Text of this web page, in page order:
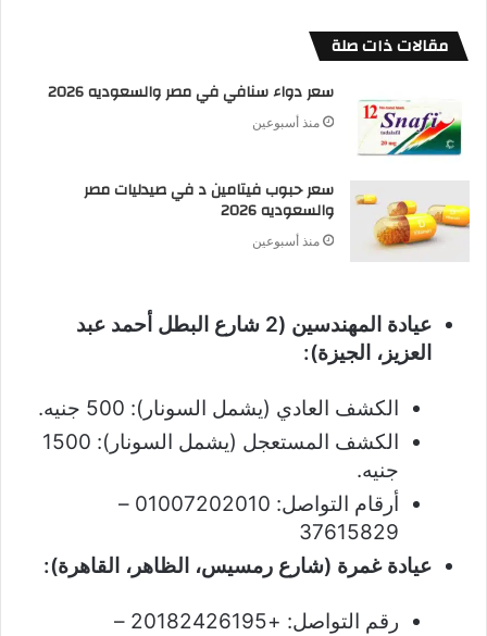
مقالات ذات صلة
سعر دواء سنافي في مصر والسعوديه 2026
منذ أسبوعين
سعر حبوب فيتامين د في صيدليات مصر
والسعوديه 2026
منذ أسبوعين
عيادة المهندسين (2 شارع البطل أحمد عبد
العزيز، الجيزة):
الكشف العادي (يشمل السونار): 500 جنيه.
الكشف المستعجل (يشمل السونار): 1500
جنيه.
أرقام التواصل: 01007202010 –
37615829
عيادة غمرة (شارع رمسيس، الظاهر، القاهرة):
رقم التواصل: +20182426195 –